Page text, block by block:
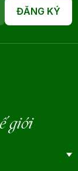
ĐĂNG KÝ
giới